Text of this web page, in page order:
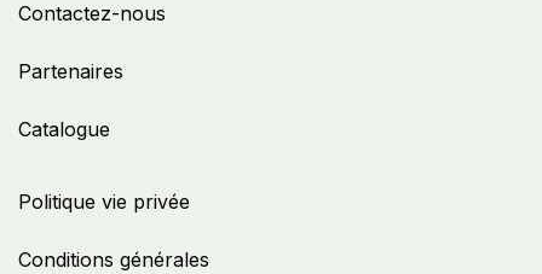
Politique vie privée
Conditions générales
Contactez-nous
Partenaires
Catalogue